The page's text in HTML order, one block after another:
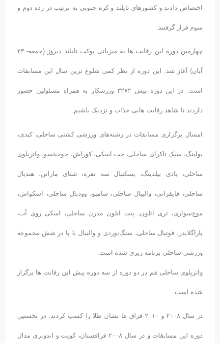
اختصاص دادند و کشورهای تایلند و کره جنوبی به ترتیب در رده دوم و
سوم قرار گرفتند.
چهارمین دوره این رقابت ها به میزبانی پوکت تایلند دیروز (جمعه- ۲۳
آبان) آغاز شد. این دوره از نظر کمی شلوغ ترین سال این مسابقات
است. در این دوره بیش ۳۲۷۲ ورزشکار به همراه مسئولین حضور
داردند تا شاهد رقابت هایی جذاب و نزدیک باشیم.
امسال برگزاری مسابقات در رشته‌های ورزشی کشتی ساحلی، کبدی،
بولینگ، سپک تاکرای ساحلی، جت اسکی، کوراش، جوجیتسو، واترپلوی
ساحلی، بادی بیلدینگ، بسکتبال سه نفره، شنای ماراتن، هندبال
ساحلی، قایقرانی، والیبال ساحلی، سامبو، وودبال ساحلی، اسکواش،
موج‌سواری، تری اتلون، پنت اتلون مدرن ساحلی، اسکی روی آب،
پاراگلایدر، فوتبال ساحلی، سنگ‌نوردی و والیبال با پا در شش مجموعه
ورزشی ساحلی برنامه ریزی شده است.
واترپلوی ساحلی هم در دو دوره از سه دوره پیش این رقابت ها برگزار
شده است.
در سال ۲۰۰۸ و ۲۰۱۰ قزاق ها نشان طلا را کسب کردند. در نخستین
دوره این مسابقات و در سال ۲۰۰۸ قزاقستان، کویت و اندونزی مدال